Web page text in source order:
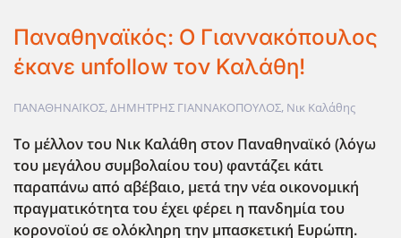
Παναθηναϊκός: Ο Γιαννακόπουλος
έκανε unfollow τον Καλάθη!
ΠΑΝΑΘΗΝΑΪΚΟΣ,ΔΗΜΗΤΡΗΣ ΓΙΑΝΝΑΚΟΠΟΥΛΟΣ, Νικ Καλάθης
Το μέλλον του Νικ Καλάθη στον Παναθηναϊκό (λόγω
του μεγάλου συμβολαίου του) φαντάζει κάτι
παραπάνω από αβέβαιο, μετά την νέα οικονομική
πραγματικότητα του έχει φέρει η πανδημία του
κορονοϊού σε ολόκληρη την μπασκετική Ευρώπη.